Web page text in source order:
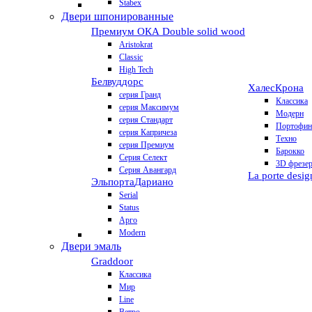
Stabex
Двери шпонированные
Премиум ОКА Double solid wood
Aristokrat
Classic
High Tech
Белвуддорс
серия Гранд
серия Максимум
серия Стандарт
серия Капричеза
серия Премиум
Серия Селект
Серия Авангард
ЭльпортаДариано
Serial
Status
Арго
Modern
ХалесКрона
Классика
Модерн
Техно
Барокко
3D
La porte
Двери эмаль
Graddoor
Классика
Мир
Line